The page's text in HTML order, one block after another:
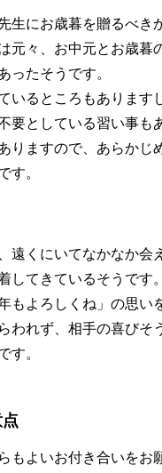
生にお歳暮を贈るべき
元々、お中元とお歳
ったそうです。
いるところもあります
要としている習い事も
りますので、あらか
す。
遠くにいてなかなか
してきているそうです。
もよろしくね」の思
われず、相手の喜び
す。
もよいお付き合いを